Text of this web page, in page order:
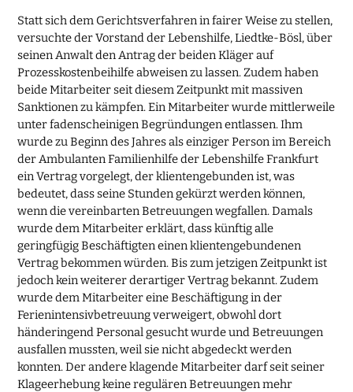
Statt sich dem Gerichtsverfahren in fairer Weise zu stellen,
versuchte der Vorstand der Lebenshilfe, Liedtke-Bösl, über
seinen Anwalt den Antrag der beiden Kläger auf
Prozesskostenbeihilfe abweisen zu lassen. Zudem haben
beide Mitarbeiter seit diesem Zeitpunkt mit massiven
Sanktionen zu kämpfen. Ein Mitarbeiter wurde mittlerweile
unter fadenscheinigen Begründungen entlassen. Ihm
wurde zu Beginn des Jahres als einziger Person im Bereich
der Ambulanten Familienhilfe der Lebenshilfe Frankfurt
ein Vertrag vorgelegt, der klientengebunden ist, was
bedeutet, dass seine Stunden gekürzt werden können,
wenn die vereinbarten Betreuungen wegfallen. Damals
wurde dem Mitarbeiter erklärt, dass künftig alle
geringfügig Beschäftigten einen klientengebundenen
Vertrag bekommen würden. Bis zum jetzigen Zeitpunkt ist
jedoch kein weiterer derartiger Vertrag bekannt. Zudem
wurde dem Mitarbeiter eine Beschäftigung in der
Ferienintensivbetreuung verweigert, obwohl dort
händeringend Personal gesucht wurde und Betreuungen
ausfallen mussten, weil sie nicht abgedeckt werden
konnten. Der andere klagende Mitarbeiter darf seit seiner
Klageerhebung keine regulären Betreuungen mehr